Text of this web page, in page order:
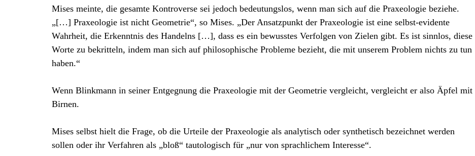
Mises meinte, die gesamte Kontroverse sei jedoch bedeutungslos, wenn man sich auf die Praxeologie beziehe.
„[…] Praxeologie ist nicht Geometrie“, so Mises. „Der Ansatzpunkt der Praxeologie ist eine selbst-evidente
Wahrheit, die Erkenntnis des Handelns […], dass es ein bewusstes Verfolgen von Zielen gibt. Es ist sinnlos, diese
Worte zu bekritteln, indem man sich auf philosophische Probleme bezieht, die mit unserem Problem nichts zu tun
haben.“
Wenn Blinkmann in seiner Entgegnung die Praxeologie mit der Geometrie vergleicht, vergleicht er also Äpfel mit
Birnen.
Mises selbst hielt die Frage, ob die Urteile der Praxeologie als analytisch oder synthetisch bezeichnet werden
sollen oder ihr Verfahren als „bloß“ tautologisch für „nur von sprachlichem Interesse“.